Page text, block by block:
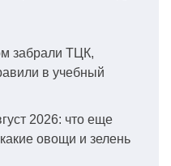
забрали ТЦК,
в учебный
2026: что еще
овощи и зелень